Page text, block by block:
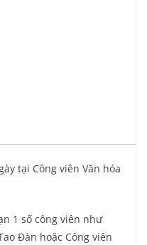
tại Công viên Văn hóa
1 số công viên như
Đàn hoặc Công viên